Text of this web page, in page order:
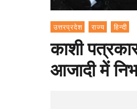
उत्तरप्रदेश राज्य हिन्दी
काशी
आजादी में